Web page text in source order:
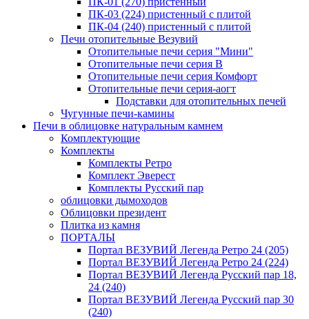
ПК-03 (224) пристенный с плитой
ПК-04 (240) пристенный с плитой
Печи отопительные Везувий
Отопительные печи серия "Мини"
Отопительные печи серия В
Отопительные печи серия Комфорт
Отопительные печи серия-аогт
Подставки для отопительных печей
Чугунные печи-камины
Печи в облицовке натуральным камнем
Комплектующие
Комплекты
Комплекты Ретро
Комплект Эверест
Комплекты Русский пар
облицовки дымоходов
Облицовки президент
Плитка из камня
ПОРТАЛЫ
Портал ВЕЗУВИЙ Легенда Ретро 24 (205)
Портал ВЕЗУВИЙ Легенда Ретро 24 (224)
Портал ВЕЗУВИЙ Легенда Русский пар 18,
24 (240)
Портал ВЕЗУВИЙ Легенда Русский пар 30
(240)